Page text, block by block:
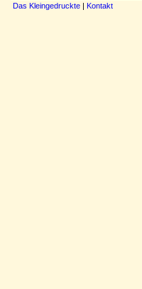
Das Kleingedruckte | Kontakt